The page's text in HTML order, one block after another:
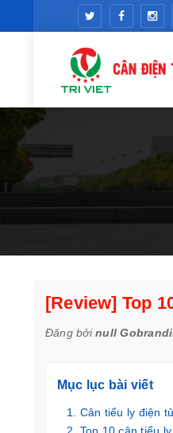
[Review] Top
Đăng bởinull
Mục lục bài viết
Cân tiểu ly điện